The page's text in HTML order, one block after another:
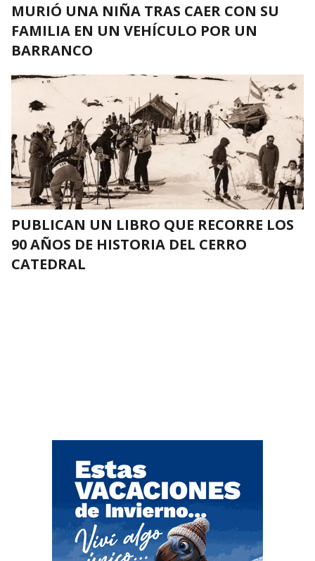
MURIÓ UNA NIÑA TRAS CAER CON SU
FAMILIA EN UN VEHÍCULO POR UN
BARRANCO
PUBLICAN UN LIBRO QUE RECORRE LOS
90 AÑOS DE HISTORIA DEL CERRO
CATEDRAL